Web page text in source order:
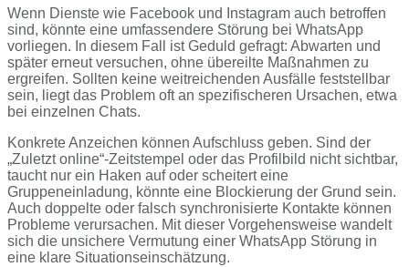
Wenn Dienste wie Facebook und Instagram auch betroffen
sind, könnte eine umfassendere Störung bei WhatsApp
vorliegen. In diesem Fall ist Geduld gefragt: Abwarten und
später erneut versuchen, ohne übereilte Maßnahmen zu
ergreifen. Sollten keine weitreichenden Ausfälle feststellbar
sein, liegt das Problem oft an spezifischeren Ursachen, etwa
bei einzelnen Chats.
Konkrete Anzeichen können Aufschluss geben. Sind der
„Zuletzt online“-Zeitstempel oder das Profilbild nicht sichtbar,
taucht nur ein Haken auf oder scheitert eine
Gruppeneinladung, könnte eine Blockierung der Grund sein.
Auch doppelte oder falsch synchronisierte Kontakte können
Probleme verursachen. Mit dieser Vorgehensweise wandelt
sich die unsichere Vermutung einer WhatsApp Störung in
eine klare Situationseinschätzung.